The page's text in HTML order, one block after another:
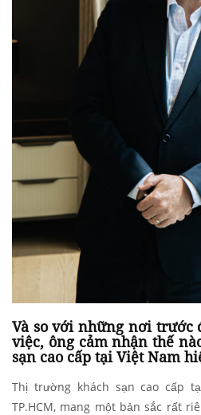
Và so với những nơi trước
việc, ông cảm nhận thế
sạn cao cấp tại Việt Nam
Thị trường khách sạn cao cấp
TP.HCM, mang một bản sắc rất